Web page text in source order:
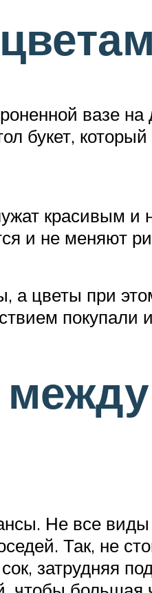
вазе на
букет,
красивым
и не меняют
а цветы при
покупали
Не все
Так, не
затрудняя